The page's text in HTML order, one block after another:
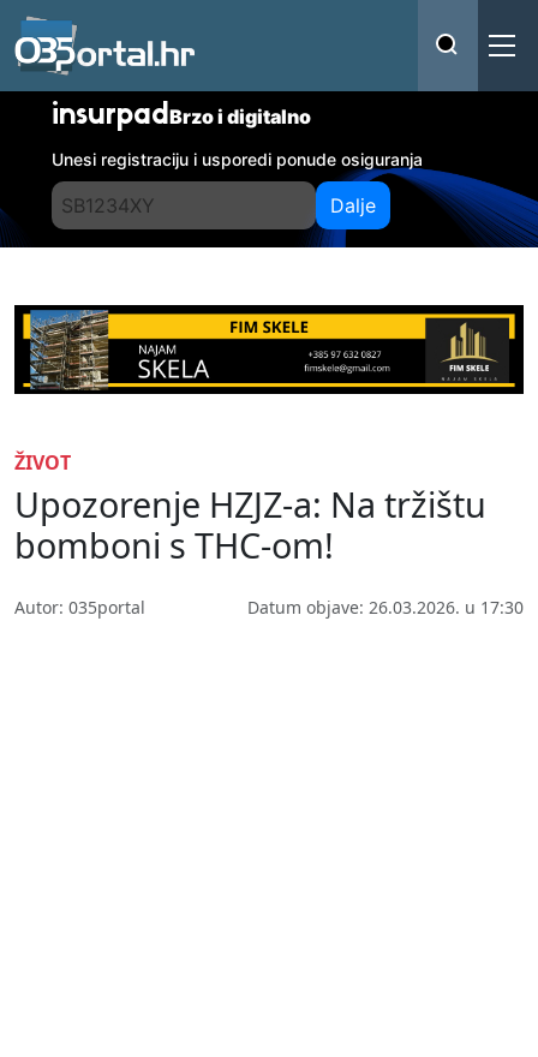
insurpadBrzo i digitalno
Unesi registraciju i usporedi ponude osiguranja
Dalje
ŽIVOT
Upozorenje HZJZ-a: Na tržištu
bomboni s THC-om!
Autor: 035portal Datum objave: 26.03.2026. u 17:30